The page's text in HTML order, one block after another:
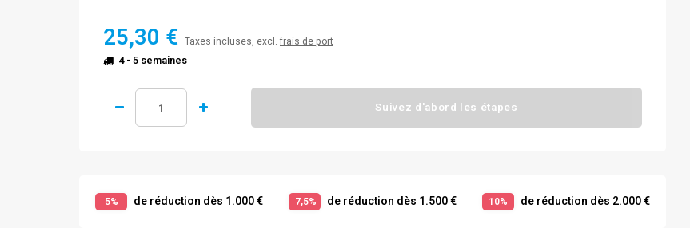
25,30 € Taxes incluses, excl. frais de port
4 - 5 semaines
Suivez d'abord les étapes
5% de réduction dès 1.000 € 7,5% de réduction dès 1.500 € 10% de réduction dès 2.000 €